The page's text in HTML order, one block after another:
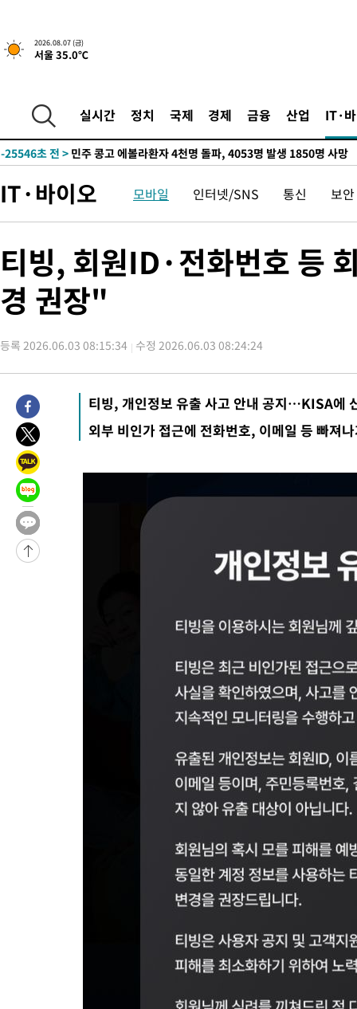
2026.08.07 (금)
서울 35.0℃
실시간 정치 국제 경제 금융 산업 IT·
-7882초 전 >[속보] 뉴욕증시, 일제 하락 마감…나스닥 0.06%↓
25.3%↑
-29080초 전 >
[속보]'채상병 순직 책임' 임성근, 항소심도 징역 3년
-28946초 전 >
-25546초 전 > 민주 콩고 에볼라환자 4천명 돌파, 4053명 발생 1850명 사망
-23990초 전 > "미 전국적 살모네라 식중독 원인은 멕시코산 할라피뇨"--
-22503초 전 >[속보]경찰·노동부, HL만도 평택사업장 끼임 사망 관련 압수
압수수색
-22139초 전 >
[속보]원·달러 환율, 오전 9시 1423.8원
-21935초 전 >[속보]삼성전자·SK하이닉스 동반 강보합…1%대 상승 출발
-21921초 전 >[속보]코스닥, 5.95포인트(0.74%) 상승한 807.62개장
-19054초 전 >시리아 다마스쿠스 교외에서 미니버스 폭발.. 14명 부상, 3명
태
-18352초 전 >입추에도 극한더위…서울 낮 39도 '폭염중대경보'
-13316초 전 >
이란, 호르무즈서 "적국 목표물들"과 대치로 남부 케슘섬에서
례 큰 폭발음
-12031초 전 >
[속보]美, 폴리실리콘 수입 규제…파생제품 15% 관세, 120일
발효
-10182초 전 >
[속보]트럼프, 美 원정출산 금지 행정명령 서명
-7882초 전 >
-31920초 전 >
25.3%↑
-29080초 전 >
[속보]'채상병 순직 책임' 임성근, 항소심도 징역 3년
-28946초 전 >
[속보]종합특검, '관저이전 봐주기 감사' 유병호 구속기소
-25546초 전 >
민주 콩고 에볼라환자 4천명 돌파, 4053명 발생 1850명 사망
[속보]'300억원대 사기 혐의' 차가원 대표 구속 송치
[속보]경찰·노동부, HL만도 평택사업장 끼임 사망 관련 압수
[속보]원·달러 환율, 오전 9시 1423.8원
[속보]삼성전자·SK하이닉스 동반 강보합…1%대 상승 출발
[속보]코스닥, 5.95포인트(0.74%) 상승한 807.62개장
시리아 다마스쿠스 교외에서 미니버스 폭발.. 14명 부상, 3명
입추에도 극한더위…서울 낮 39도 '폭염중대경보'
이란, 호르무즈서 "적국 목표물들"과 대치로 남부 케슘섬에서
[속보]트럼프, 美 원정출산 금지 행정명령 서명
[속보] 뉴욕증시, 일제 하락 마감…나스닥 0.06%↓
IT·바이오 모바일 인터넷/SNS 통신 보안
티빙, 회원ID·전화번호 등
경 권장"
등록 2026.06.03 08:15:34 수정 2026.06.03 08:24:24
티빙, 개인정보 유출 사고 안내 공지…KISA에
외부 비인가 접근에 전화번호, 이메일 등 빠져